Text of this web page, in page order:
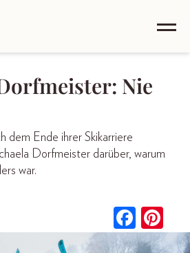
Nie
dem Ende ihrer Skikarriere
Dorfmeister darüber, warum
war.